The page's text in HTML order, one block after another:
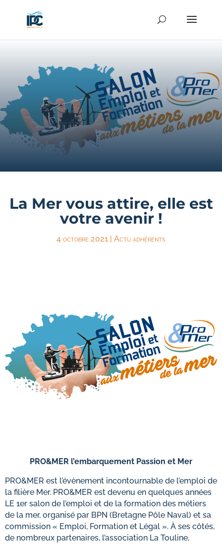
La Mer vous attire, elle est
votre avenir !
4 octobre 2021 | Actu adhérents
PRO&MER l’embarquement Passion et Mer
PRO&MER est l’évènement incontournable de l’emploi de
la filière Mer. PRO&MER est devenu en quelques années
LE 1er salon de l’emploi et de la formation des métiers
de la mer, organisé par BPN (Bretagne Pôle Naval) et sa
commission « Emploi, Formation et Légal ». À ses côtés,
de nombreux partenaires, l’association La Touline,